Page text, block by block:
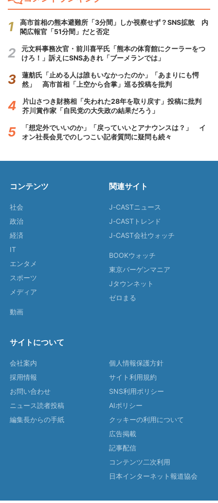
高市首相の熊本避難所「3分間」しか視察せず？SNS拡散 内
閣広報官「51分間」だと否定
元文科事務次官・前川喜平氏「熊本の体育館にクーラーをつ
けろ！」訴えにSNSあきれ「ブーメランでは」
蓮舫氏「止める人は誰もいなかったのか」「あまりにも愕
然」 高市首相「上空から合掌」巡る投稿を批判
片山さつき財務相「失われた28年を取り戻す」投稿に批判
芥川賞作家「自民党の大失政の結果だろう」
「想定外でいいのか」「戻っていいとアナウンスは？」 イ
オン社長会見でのしつこい記者質問に疑問も続々
コンテンツ
社会
政治
経済
IT
エンタメ
スポーツ
メディア
動画
関連サイト
J-CASTニュース
J-CASTトレンド
J-CAST会社ウォッチ
BOOKウォッチ
東京バーゲンマニア
Jタウンネット
ゼロまる
サイトについて
会社案内
採用情報
お問い合わせ
ニュース読者投稿
編集長からの手紙
個人情報保護方針
サイト利用規約
SNS利用ポリシー
AIポリシー
クッキーの利用について
広告掲載
記事配信
コンテンツ二次利用
日本インターネット報道協会